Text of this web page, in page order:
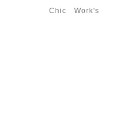
Chic Work's